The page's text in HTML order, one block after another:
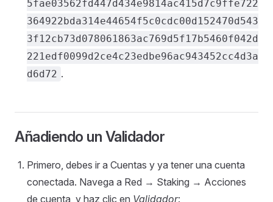
5fae03562fd447d434e9814ac415d7c9ffe722
364922bda314e44654f5c0cdc00d152470d543
3f12cb73d078061863ac769d5f17b5460f042d
221edf0099d2ce4c23edbe96ac943452cc4d3a
d6d72 .
Añadiendo un Validador
Primero, debes ir a Cuentas y ya tener una cuenta
conectada. Navega a Red → Staking → Acciones
de cuenta, y haz clic en Validador: